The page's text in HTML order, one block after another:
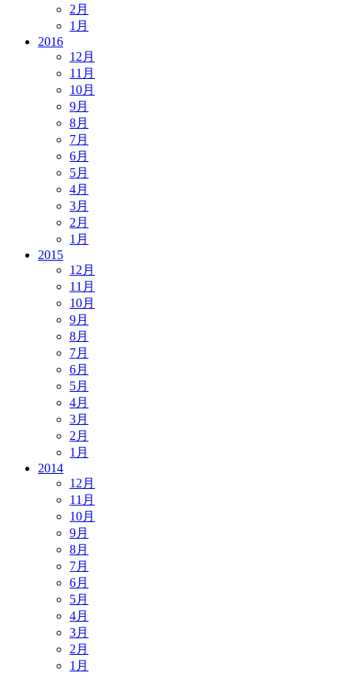
2月
1月
2016
12月
11月
10月
9月
8月
7月
6月
5月
4月
3月
2月
1月
2015
12月
11月
10月
9月
8月
7月
6月
5月
4月
3月
2月
1月
2014
12月
11月
10月
9月
8月
7月
6月
5月
4月
3月
2月
1月